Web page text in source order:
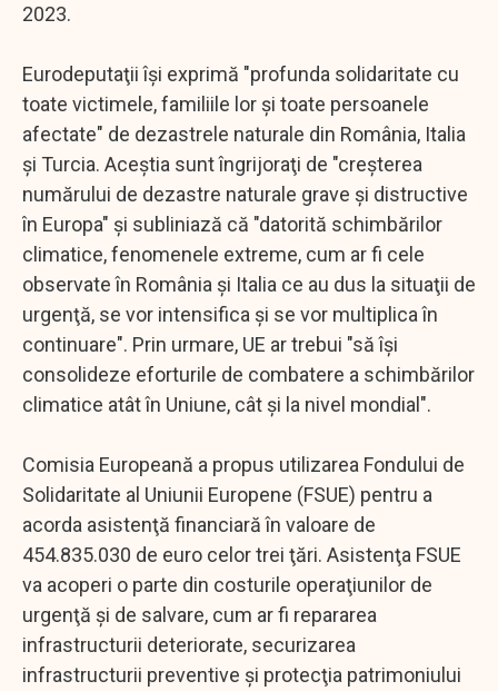
2023.
Eurodeputaţii îşi exprimă "profunda solidaritate cu
toate victimele, familiile lor şi toate persoanele
afectate" de dezastrele naturale din România, Italia
şi Turcia. Aceştia sunt îngrijoraţi de "creşterea
numărului de dezastre naturale grave şi distructive
în Europa" şi subliniază că "datorită schimbărilor
climatice, fenomenele extreme, cum ar fi cele
observate în România şi Italia ce au dus la situaţii de
urgenţă, se vor intensifica şi se vor multiplica în
continuare". Prin urmare, UE ar trebui "să îşi
consolideze eforturile de combatere a schimbărilor
climatice atât în Uniune, cât şi la nivel mondial".
Comisia Europeană a propus utilizarea Fondului de
Solidaritate al Uniunii Europene (FSUE) pentru a
acorda asistenţă financiară în valoare de
454.835.030 de euro celor trei ţări. Asistenţa FSUE
va acoperi o parte din costurile operaţiunilor de
urgenţă şi de salvare, cum ar fi repararea
infrastructurii deteriorate, securizarea
infrastructurii preventive şi protecţia patrimoniului